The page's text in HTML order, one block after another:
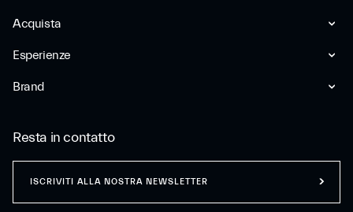
Acquista
Esperienze
Brand
Resta in contatto
ISCRIVITI ALLA NOSTRA NEWSLETTER